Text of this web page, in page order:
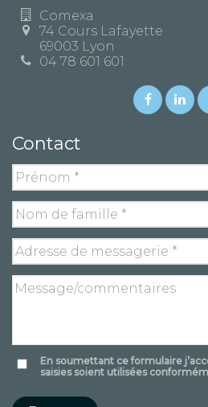
Comexa
74 Cours Lafayette
69003 Lyon
04 78 601 601
Contact
En soumettant ce formulaire
saisies soient utilisées